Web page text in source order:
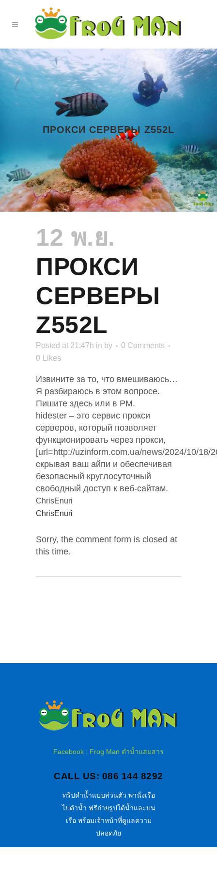
ПРОКСИ СЕРВЕРЫ Z552L
12 พ.ย.
ПРОКСИ
СЕРВЕРЫ
Z552L
Posted at 21:47h in by
0 Comments
0
Likes
Извините за то, что вмешиваюсь…
Я разбираюсь в этом вопросе.
Пишите здесь или в PM.
hidester – это сервис прокси
серверов, который позволяет
функционировать через прокси,
[url=http://uzinform.com.ua/news/2024/10/18/
скрывая ваш айпи и обеспечивая
безопасный круглосуточный
свободный доступ к веб-сайтам.
ChrisEnuri
ChrisEnuri
Sorry, the comment form is closed at
this time.
Facebook : Frog Man ดำน้ำแสมสาร
CALL US: 086 144 8292
ทริปดำน้ำแบบส่วนตัว พานั่งเรือ
ไปดำน้ำ ฟรีถ่ายรูปใต้น้ำและบน
เรือ พร้อมเจ้าหน้าที่ดูแลความ
ปลอดภัย